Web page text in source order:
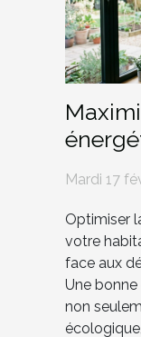
Mardi 17
Optimiser
votre
face aux
Une bonne
non